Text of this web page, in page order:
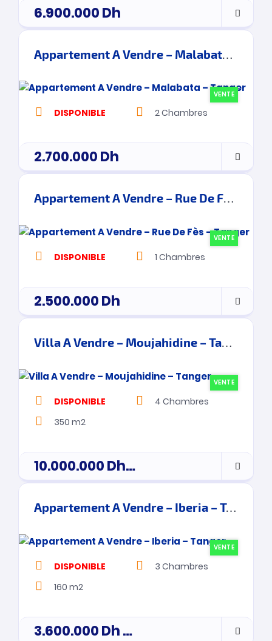
6.900.000Dh
Appartement A Vendre – Malabata – Tanger
VENTE
DISPONIBLE 2Chambres
2.700.000Dh
Appartement A Vendre – Rue De Fès – Tanger
VENTE
DISPONIBLE 1 Chambres
2.500.000Dh
Villa A Vendre – Moujahidine – Tanger
VENTE
DISPONIBLE 4 Chambres
350 m2
10.000.000Dh Prix de vente
Appartement A Vendre – Iberia – Tanger
VENTE
DISPONIBLE 3 Chambres
160 m2
3.600.000Dh prix de vente